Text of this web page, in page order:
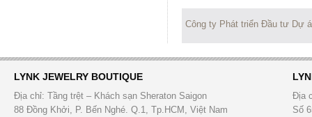
Công ty Phát triển Đầu tư Dự
LYNK JEWELRY BOUTIQUE
Địa chỉ: Tầng trệt – Khách sạn Sheraton Saigon
88 Đồng Khởi, P. Bến Nghé. Q.1, Tp.HCM, Việt Nam
Địa
Số